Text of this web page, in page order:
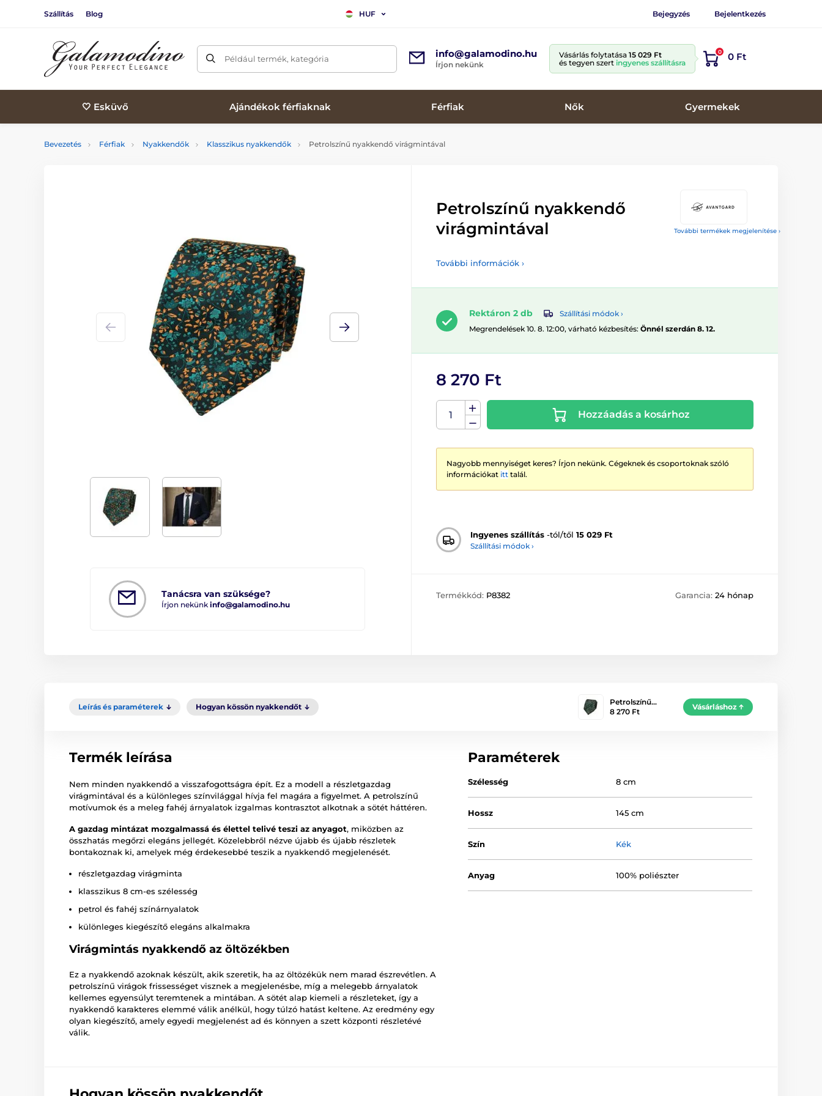
Szállítás Blog HUF Bejegyzés Bejelentkezés
Például termék, kategória info@galamodino.hu
Írjon nekünk
Vásárlás folytatása 15 029 Ft
és tegyen szert ingyenes szállításra
0 0 Ft
🤍 Esküvő Ajándékok férfiaknak Férfiak Nők Gyermekek
Bevezetés Férfiak Nyakkendők Klasszikus nyakkendők Petrolszínű nyakkendő virágmintával
További termékek megjelenítése ›
Tanácsra van szüksége?
Írjon nekünk info@galamodino.hu
Petrolszínű nyakkendő
virágmintával
További információk ›
Rektáron 2 db
Szállítási módok ›
Megrendelések 10. 8. 12:00, várható kézbesítés: Önnél szerdán 8. 12.
8 270 Ft
Hozzáadás a kosárhoz
Nagyobb mennyiséget keres? Írjon nekünk. Cégeknek és csoportoknak szóló
információkat itt talál.
Ingyenes szállítás -tól/től 15 029 Ft
Szállítási módok ›
Termékkód: P8382 Garancia: 24 hónap
Leírás és paraméterek Hogyan kössön nyakkendőt
Petrolszínű…
8 270 Ft
Vásárláshoz
Termék leírása
Nem minden nyakkendő a visszafogottságra épít. Ez a modell a részletgazdag
virágmintával és a különleges színvilággal hívja fel magára a figyelmet. A petrolszínű
motívumok és a meleg fahéj árnyalatok izgalmas kontrasztot alkotnak a sötét háttéren.
A gazdag mintázat mozgalmassá és élettel telivé teszi az anyagot, miközben az
összhatás megőrzi elegáns jellegét. Közelebbről nézve újabb és újabb részletek
bontakoznak ki, amelyek még érdekesebbé teszik a nyakkendő megjelenését.
részletgazdag virágminta
klasszikus 8 cm-es szélesség
petrol és fahéj színárnyalatok
különleges kiegészítő elegáns alkalmakra
Virágmintás nyakkendő az öltözékben
Ez a nyakkendő azoknak készült, akik szeretik, ha az öltözékük nem marad észrevétlen. A
petrolszínű virágok frissességet visznek a megjelenésbe, míg a melegebb árnyalatok
kellemes egyensúlyt teremtenek a mintában. A sötét alap kiemeli a részleteket, így a
nyakkendő karakteres elemmé válik anélkül, hogy túlzó hatást keltene. Az eredmény egy
olyan kiegészítő, amely egyedi megjelenést ad és könnyen a szett központi részletévé
válik.
Paraméterek
Szélesség 8 cm
Hossz 145 cm
Szín Kék
Anyag 100% poliészter